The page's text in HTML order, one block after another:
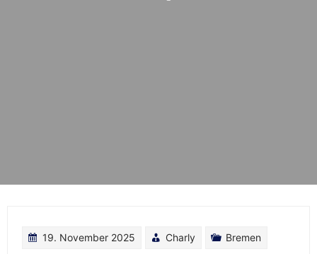
19. November 2025 Charly Bremen